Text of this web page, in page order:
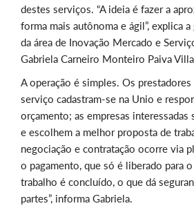
destes serviços. “A ideia é fazer a
forma mais autônoma e ágil”, explica
da área de Inovação Mercado e
Gabriela Carneiro Monteiro Paiva
A operação é simples. Os prestadores
serviço cadastram-se na Unio e
orçamento; as empresas
e escolhem a melhor proposta de
negociação e contratação ocorre via
o pagamento, que só é liberado para
trabalho é concluído, o que dá
partes”, informa Gabriela.